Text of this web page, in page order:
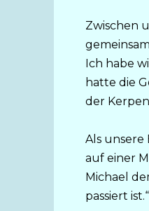
Zwischen
Ich habe
hatte die
der
Als
auf einer
Michael
passiert ist.“